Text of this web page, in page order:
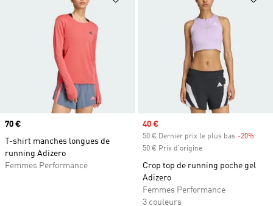
Prix
70 €
T-shirt manches longues de
running Adizero
Femmes Performance
Prix soldé
40 €
50 € Dernier prix le plus bas -20%
50 € Prix d'origine
Crop top de running poche gel
Adizero
Femmes Performance
3 couleurs